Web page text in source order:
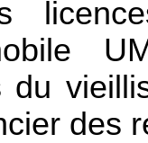
du
des